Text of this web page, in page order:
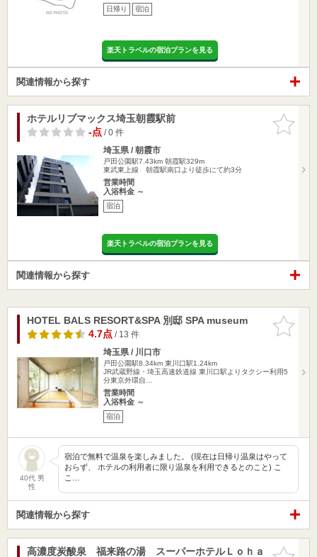
日帰り 宿泊
楽天トラベルの宿泊プランを見る
関連情報から探す
お気に入
りに追加
ホテルリブマックス埼玉朝霞駅前
-点/ 0 件
埼玉県 / 朝霞市
戸田公園駅7.43km 朝霞駅329m
東武東上線 朝霞駅南口より徒歩にて約3分
営業時間
入浴料金 ～
宿泊
楽天トラベルの宿泊プランを見る
関連情報から探す
お気に入
りに追加
HOTEL BALS RESORT&SPA 別邸 SPA museum
4.7点/ 13 件
埼玉県 / 川口市
戸田公園駅8.34km 東川口駅1.24km
JR武蔵野線・埼玉高速鉄道線 東川口駅よりタクシー利用5
分東京外環自…
営業時間
入浴料金 ～
宿泊
40代 男
性
宿泊で無料で温泉を楽しみました。 (現在は日帰り温泉はやって
おらず、 ホテルの利用者に限り温泉を利用できるとのこと) こ
こ…
関連情報から探す
お気に入
高濃度炭酸泉 福来路の湯 スーパーホテルＬｏｈａ